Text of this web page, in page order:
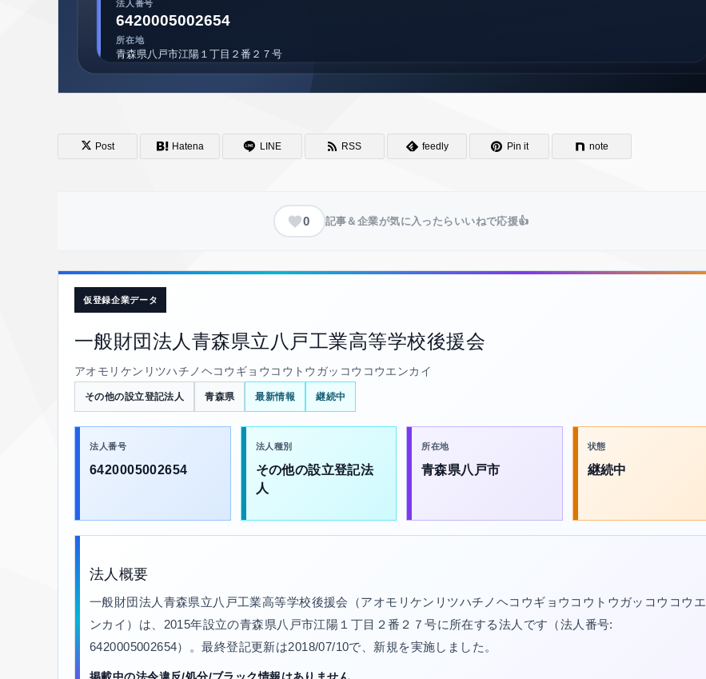
Post Hatena LINE RSS feedly Pin it note
0 記事＆企業が気に入ったらいいねで応援👍
仮登録企業データ
一般財団法人青森県立八戸工業高等学校後援会
アオモリケンリツハチノヘコウギョウコウトウガッコウコウエンカイ
その他の設立登記法人 青森県 最新情報 継続中
法人番号
6420005002654
法人種別
その他の設立登記法
人
所在地
青森県八戸市
状態
継続中
法人概要
一般財団法人青森県立八戸工業高等学校後援会（アオモリケンリツハチノヘコウギョウコウトウガッコウコウエ
ンカイ）は、2015年設立の青森県八戸市江陽１丁目２番２７号に所在する法人です（法人番号:
6420005002654）。最終登記更新は2018/07/10で、新規を実施しました。